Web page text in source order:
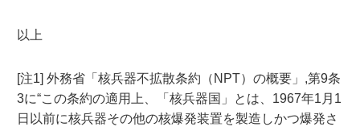
以上
[注1] 外務省「核兵器不拡散条約（NPT）の概要」,第9条
3に“この条約の適用上、「核兵器国」とは、1967年1月1
日以前に核兵器その他の核爆発装置を製造しかつ爆発さ